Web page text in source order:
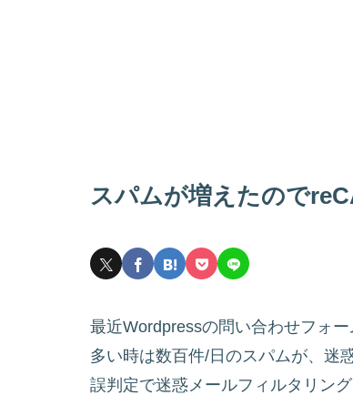
スパムが増えたので
最近Wordpressの問い合わせフォ
多い時は数百件/日のスパムが、迷
誤判定で迷惑メールフィルタリン